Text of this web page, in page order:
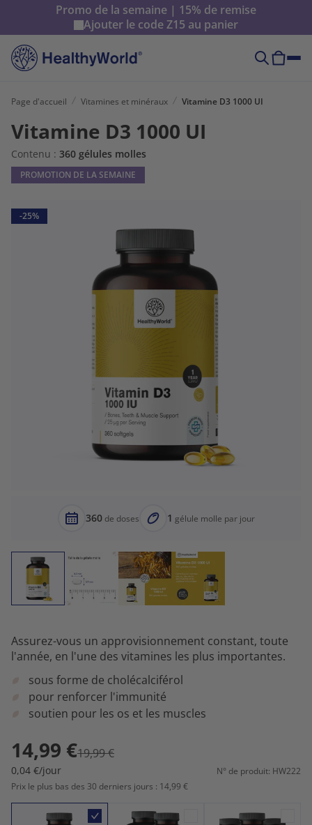
Promo de la semaine | 15% de remise
Ajouter le codeZ15 au panier
Page d'accueil Vitamines et minéraux Vitamine D3 1000 UI
Vitamine D3 1000 UI
Contenu : 360 gélules molles
PROMOTION DE LA SEMAINE
-25%
360de doses 1 gélule molle par jour
Assurez-vous un approvisionnement constant, toute
l'année, en l'une des vitamines les plus importantes.
sous forme de cholécalciférol
pour renforcer l'immunité
soutien pour les os et les muscles
14,99 €19,99 €
0,04 €/jour
N° de produit: HW222
Prix le plus bas des 30 derniers jours : 14,99 €